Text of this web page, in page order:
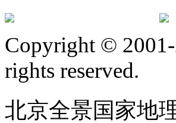
Copyright © 2001-
rights reserved.
北京全景国家地